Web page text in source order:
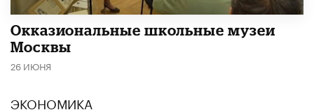
​Окказиональные школьные музеи
Москвы
26 ИЮНЯ
ЭКОНОМИКА